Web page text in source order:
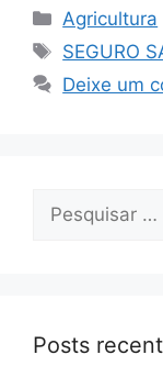
Agricultura
SEGURO
Deixe um
Posts